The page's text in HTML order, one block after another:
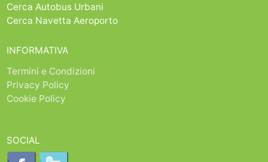
Cerca Autobus Urbani
Cerca Navetta Aeroporto
INFORMATIVA
Termini e Condizioni
Privacy Policy
Cookie Policy
SOCIAL